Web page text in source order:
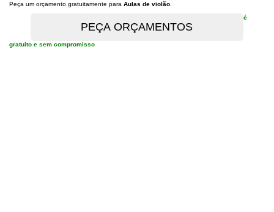
Peça um orçamento gratuitamente para Aulas de violão
é
gratuito e sem compromisso